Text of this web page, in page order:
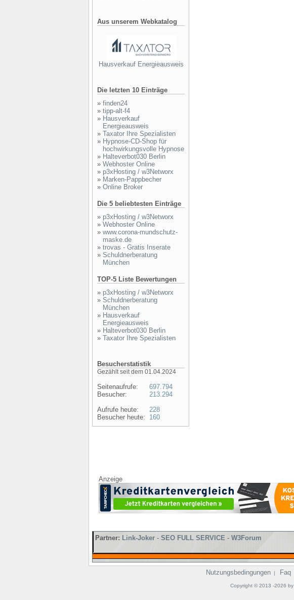
Aus unserem Webkatalog
Hausverkauf Energieausweis
Die letzten 10 Einträge
» finden24
» tipp-alt-f4
» Hausverkauf
Energieausweis
» Taxator Ihre Spezialisten
» Hypnose-CD-Shop für
hochwirkungsvolle Hypnose
» Halteverbot030 Berlin
» Webhoster Online
» p3xHosting / w3Networx
» Marken-Pappbecher
» Online Broker
Die 5 beliebtesten Einträge
» p3xHosting / w3Networx
» Webhoster Online
» www.corona-mundschutz-
maske.de
» trovas - Gratis Inserate
» Schuldnerberatung
München
TOP-5 Liste Bewertungen
» p3xHosting / w3Networx
» Schuldnerberatung
München
» Hausverkauf
Energieausweis
» Halteverbot030 Berlin
» Taxator Ihre Spezialisten
Besucherstatistik
Gezählt seit dem 01.04.2024
Seitenaufrufe:
Besucher:
Aufrufe heute:
Besucher heute:
697.794
213.294
228
160
Anzeige
Partner: Link-Joker - SEO FULL SERVICE - W3Forum
Nutzungsbedingungen | Faq
Copyright © 2013 -2026 by